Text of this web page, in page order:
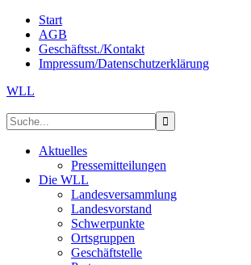
Start
AGB
Geschäftsst./Kontakt
Impressum/Datenschutzerklärung
WLL
Aktuelles
Pressemitteilungen
Die WLL
Landesversammlung
Landesvorstand
Schwerpunkte
Ortsgruppen
Geschäftstelle